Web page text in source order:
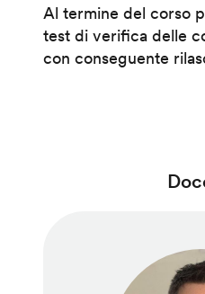
Al termine del corso
test di verifica delle
con conseguente